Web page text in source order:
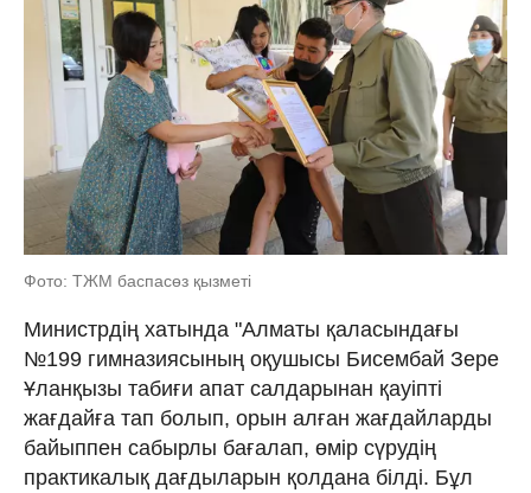
Фото: ТЖМ баспасөз қызметі
Министрдің хатында "Алматы қаласындағы
№199 гимназиясының оқушысы Бисембай Зере
Ұланқызы табиғи апат салдарынан қауіпті
жағдайға тап болып, орын алған жағдайларды
байыппен сабырлы бағалап, өмір сүрудің
практикалық дағдыларын қолдана білді. Бұл